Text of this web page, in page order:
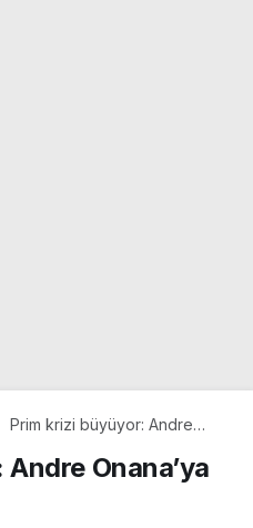
Prim krizi büyüyor: Andre
Onana’ya